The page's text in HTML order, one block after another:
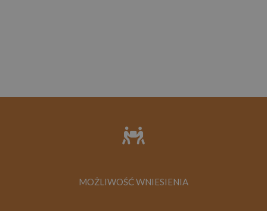
MOŻLIWOŚĆ WNIESIENIA